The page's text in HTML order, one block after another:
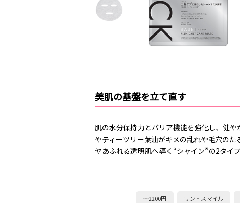
美肌の基盤を立て直す
肌の水分保持力とバリア機能を強化し、健
やティーツリー葉油がキメの乱れや毛穴の
ヤあふれる透明肌へ導く“シャイン”の2タイプ
～2200円 サン・スマイル